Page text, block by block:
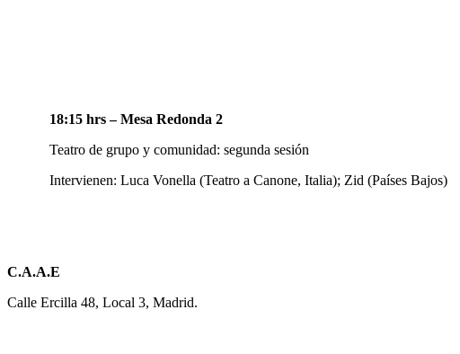
18:15 hrs – Mesa Redonda 2
Teatro de grupo y comunidad: segunda sesión
Intervienen: Luca Vonella (Teatro a Canone, Italia); Zid (Países Bajos)
C.A.A.E
Calle Ercilla 48, Local 3, Madrid.